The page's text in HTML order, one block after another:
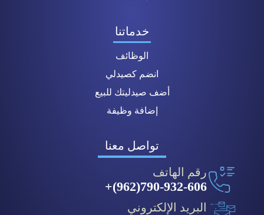
خدماتنا
الوظائف
انضم كصيدلي
أضف صيدليتك للبيع
إضافة وظيفة
تواصل معنا
رقم الهاتف
790-932-606(962)+
البريد الإلكتروني